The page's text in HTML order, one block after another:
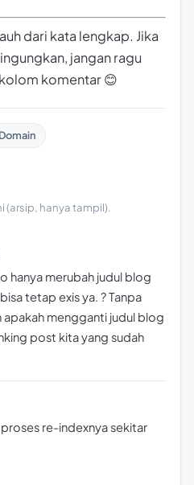
dari kata lengkap. Jika
jangan ragu
komentar 😊
(arsip, hanya tampil).
hanya merubah judul blog
tetap exis ya. ? Tanpa
apakah mengganti judul blog
post kita yang sudah
re-indexnya sekitar